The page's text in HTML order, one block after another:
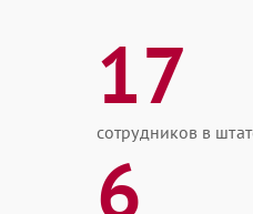
17
сотрудников в
6